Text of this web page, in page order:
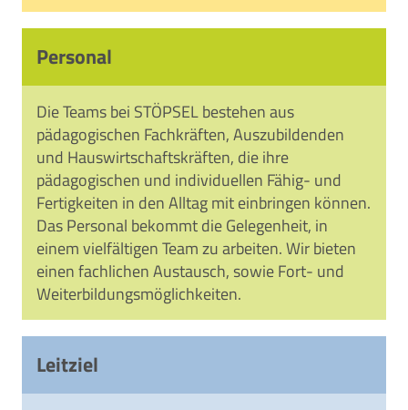
Personal
Die Teams bei STÖPSEL bestehen aus
pädagogischen Fachkräften, Auszubildenden
und Hauswirtschaftskräften, die ihre
pädagogischen und individuellen Fähig- und
Fertigkeiten in den Alltag mit einbringen können.
Das Personal bekommt die Gelegenheit, in
einem vielfältigen Team zu arbeiten. Wir bieten
einen fachlichen Austausch, sowie Fort- und
Weiterbildungsmöglichkeiten.
Leitziel